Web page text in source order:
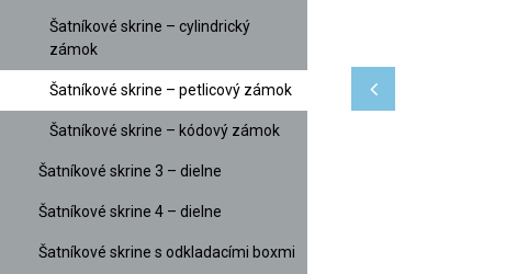
Šatníkové skrine – cylindrický
zámok
Šatníkové skrine – petlicový zámok
Šatníkové skrine – kódový zámok
Šatníkové skrine 3 – dielne
Šatníkové skrine 4 – dielne
Šatníkové skrine s odkladacími boxmi